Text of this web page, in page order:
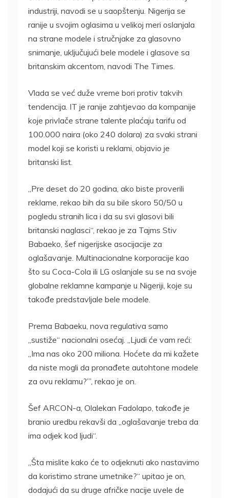
industriji, navodi se u saopštenju. Nigerija se
ranije u svojim oglasima u velikoj meri oslanjala
na strane modele i stručnjake za glasovno
snimanje, uključujući bele modele i glasove sa
britanskim akcentom, navodi The Times.
Vlada se već duže vreme bori protiv takvih
tendencija. IT je ranije zahtjevao da kompanije
koje privlače strane talente plaćaju tarifu od
100.000 naira (oko 240 dolara) za svaki strani
model koji se koristi u reklami, objavio je
britanski list.
„Pre deset do 20 godina, ako biste proverili
reklame, rekao bih da su bile skoro 50/50 u
pogledu stranih lica i da su svi glasovi bili
britanski naglasci“, rekao je za Tajms Stiv
Babaeko, šef nigerijske asocijacije za
oglašavanje. Multinacionalne korporacije kao
što su Coca-Cola ili LG oslanjale su se na svoje
globalne reklamne kampanje u Nigeriji, koje su
takođe predstavljale bele modele.
Prema Babaeku, nova regulativa samo
„sustiže“ nacionalni osećaj. „Ljudi će vam reći:
„Ima nas oko 200 miliona. Hoćete da mi kažete
da niste mogli da pronađete autohtone modele
za ovu reklamu?’”, rekao je on.
Šef ARCON-a, Olalekan Fadolapo, takođe je
branio uredbu rekavši da „oglašavanje treba da
ima odjek kod ljudi“.
„Šta mislite kako će to odjeknuti ako nastavimo
da koristimo strane umetnike?“ upitao je on,
dodajući da su druge afričke nacije uvele de